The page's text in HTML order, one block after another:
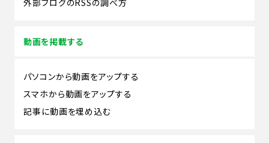
動画を掲載する
パソコンから動画をアップする
スマホから動画をアップする
記事に動画を埋め込む